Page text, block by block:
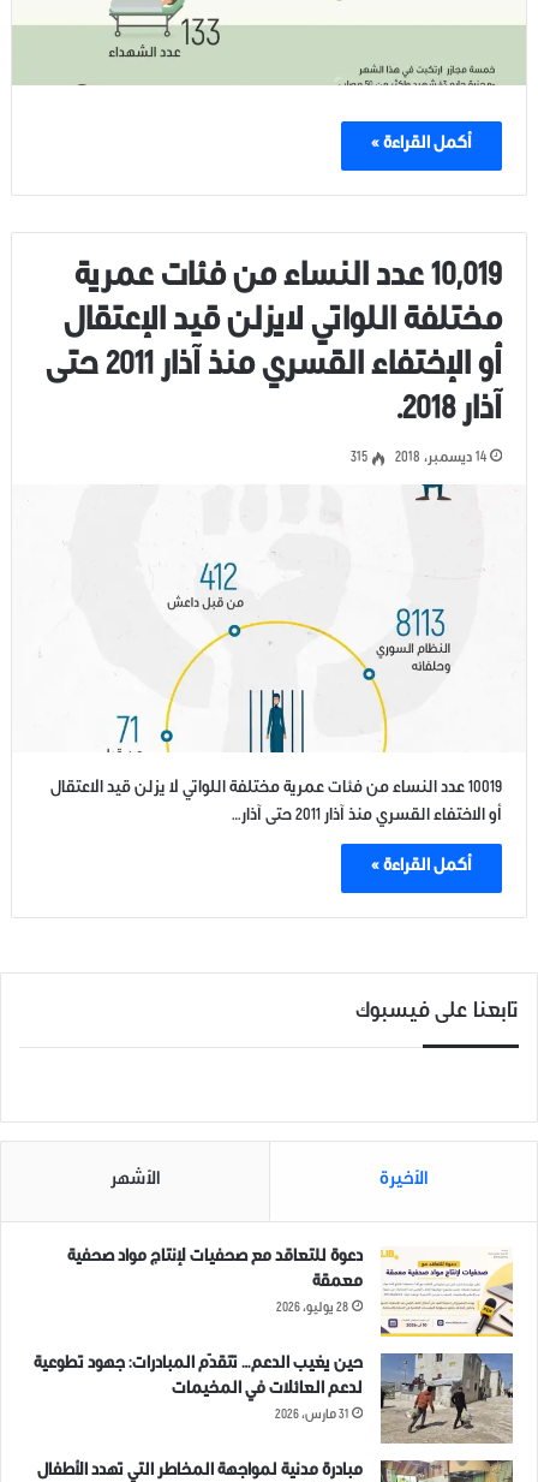
أكمل القراءة »
10,019 عدد النساء من فئات عمرية
مختلفة اللواتي لايزلن قيد الإعتقال
أو الإختفاء القسري منذ آذار 2011 حتى
آذار 2018.
14 ديسمبر، 2018 315
10019 عدد النساء من فئات عمرية مختلفة اللواتي لا يزلن قيد الاعتقال
أو الاختفاء القسري منذ آذار 2011 حتى آذار…
أكمل القراءة »
تابعنا على فيسبوك
الأخيرة الأشهر
دعوة للتعاقد مع صحفيات لإنتاج مواد صحفية
معمقة
28 يوليو، 2026
حين يغيب الدعم… تتقدّم المبادرات: جهود تطوعية
لدعم العائلات في المخيمات
31 مارس، 2026
مبادرة مدنية لمواجهة المخاطر التي تهدد الأطفال